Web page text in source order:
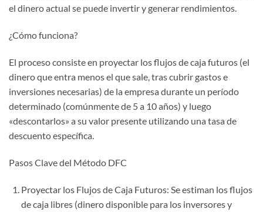
el dinero actual se puede invertir y generar rendimientos.
¿Cómo funciona?
El proceso consiste en proyectar los flujos de caja futuros (el
dinero que entra menos el que sale, tras cubrir gastos e
inversiones necesarias) de la empresa durante un período
determinado (comúnmente de 5 a 10 años) y luego
«descontarlos» a su valor presente utilizando una tasa de
descuento específica.
Pasos Clave del Método DFC
Proyectar los Flujos de Caja Futuros: Se estiman los flujos
de caja libres (dinero disponible para los inversores y